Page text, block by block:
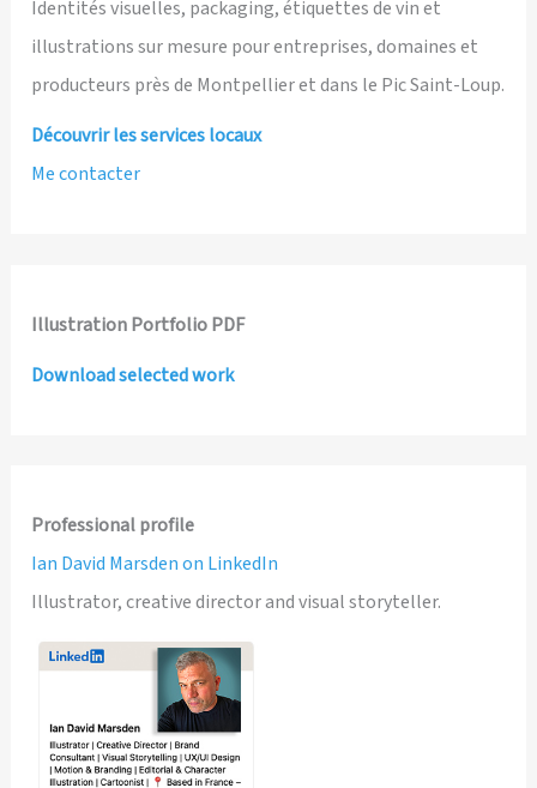
Identités visuelles, packaging, étiquettes de vin et
illustrations sur mesure pour entreprises, domaines et
producteurs près de Montpellier et dans le Pic Saint-Loup.
Découvrir les services locaux
Me contacter
Illustration Portfolio PDF
Download selected work
Professional profile
Ian David Marsden on LinkedIn
Illustrator, creative director and visual storyteller.